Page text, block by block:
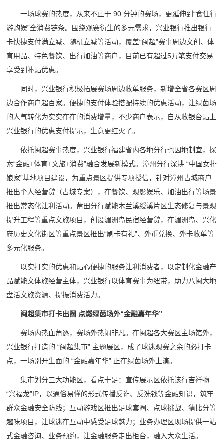
一场球赛的热度，从来不止于 90 分钟的赛场，更延伸到“食住行
游购娱”全消费链条。围绕观赛衍生的多元需求，兴业银行推出银行
卡快捷支付满立减、随机立减等活动，覆盖“闽超”赛事周边文创、体
育用品、特色餐饮、出行加油等商户，目前已有超过5万笔支付交易
享受到补贴优惠。
同时，兴业银行积极拓展赛场周边收单服务，新增全省各赛区周
边合作商户超百家。便捷的支付体验搭配持续的优惠活动，让绿茵场
的人气转化为实实在在的消费增量，不少商户表示，自从收银台贴上
兴业银行的优惠支付提示，生意更红火了。
依托闽超赛事热度，兴业银行福建省内各地分行也因地制宜，探
索“金融+体育+文旅+消费”融合发展新模式。漳州分行深耕 “中国女排
娘家”基地项目建设，为重点景区提供专项授信，针对漳州古城商户
推出个人经营贷（古城专案），在餐饮、观影娱乐、加油出行等场景
推出常态化让利活动。莆田分行赋能木兰溪绶溪片区生态修复与景观
提升工程等重点文旅项目，创设湄洲岛民宿经营贷，在湄洲岛、兴化
府历史文化街区等重点景区推出“刷卡有礼”、外币兑换、外卡收单等
多元化服务。
以实打实的优惠和贴心便捷的服务让利消费者，以定制化金融产
品赋能文体旅经营主体，兴业银行以体育赛事为纽带，助力八闽大地
盘活文旅资源、提振消费活力。
闽超集市打卡出圈 点燃绿茵场外“金融嘉年华”
赛场内热血角逐，赛场外热闹非凡。在闽超各大赛区主场馆外，
兴业银行打造的 “闽超集市” 主题展区，成了球迷观赛之余的必打卡
点，一场别开生面的 “金融嘉年华” 正在绿茵场外上演。
集市划分三大功能区，看点十足：宣传展示区依托该行吉祥物
“兴福龙”IP，以通俗易懂的形式传播反诈、反洗钱等金融知识，筑牢
群众金融安全防线；互动游戏区推出足球套圈、点球挑战、猜比分等
趣味项目，让球迷在互动中感受足球魅力；业务办理区现场提供一站
式金融咨询、业务预约，让金融服务走出柜台，融入大众生活。